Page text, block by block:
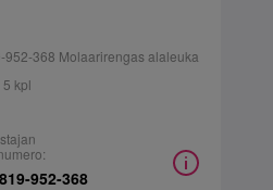
368 Molaarirengas alaleuka
kpl
952-368